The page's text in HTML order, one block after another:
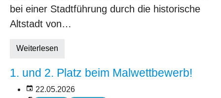
bei einer Stadtführung durch die historische
Altstadt von…
Weiterlesen
1. und 2. Platz beim Malwettbewerb!
22.05.2026